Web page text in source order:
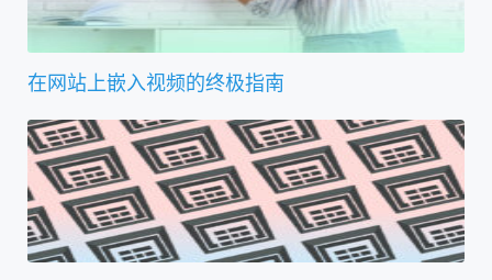
在网站上嵌入视频的终极指南